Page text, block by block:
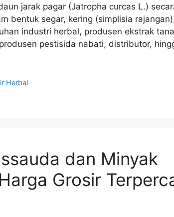
jarak pagar (Jatropha curcas L.)
bentuk segar, kering (simplisia
industri herbal, produsen ekstrak
pestisida nabati, distributor,
Herbal
dan Minyak
Grosir